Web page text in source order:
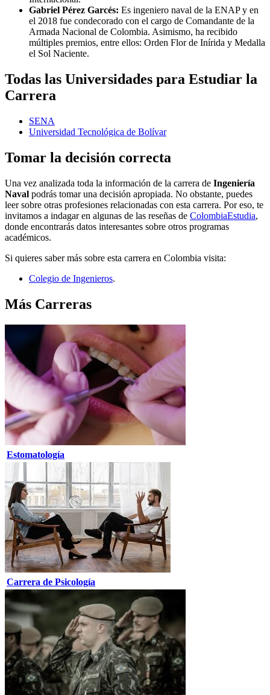
Gabriel Pérez Garcés: Es ingeniero naval de la ENAP y en
el 2018 fue condecorado con el cargo de Comandante de la
Armada Nacional de Colombia. Asimismo, ha recibido
múltiples premios, entre ellos: Orden Flor de Inírida y Medalla
el Sol Naciente.
Todas las Universidades para Estudiar la
Carrera
SENA
Universidad Tecnológica de Bolívar
Tomar la decisión correcta
Una vez analizada toda la información de la carrera de Ingeniería
Naval podrás tomar una decisión apropiada. No obstante, puedes
leer sobre otras profesiones relacionadas con esta carrera. Por eso, te
invitamos a indagar en algunas de las reseñas de ColombiaEstudia,
donde encontrarás datos interesantes sobre otros programas
académicos.
Si quieres saber más sobre esta carrera en Colombia visita:
Colegio de Ingenieros.
Más Carreras
Estomatología
Carrera de Psicología